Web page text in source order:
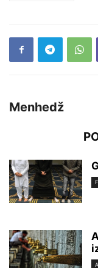
Menhedž